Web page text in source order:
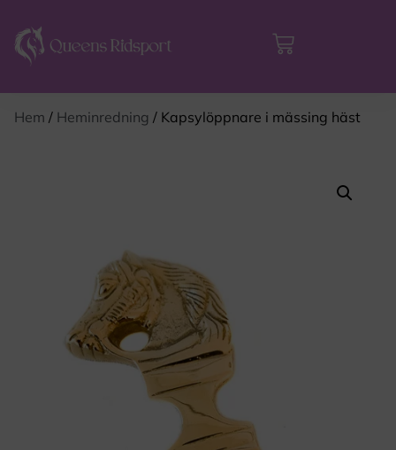
Hem / Heminredning / Kapsylöppnare i mässing häst